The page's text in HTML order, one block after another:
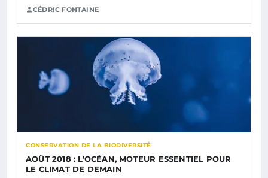
CÉDRIC FONTAINE
CONSERVATION DE LA BIODIVERSITÉ
AOÛT 2018 : L’OCÉAN, MOTEUR ESSENTIEL POUR
LE CLIMAT DE DEMAIN